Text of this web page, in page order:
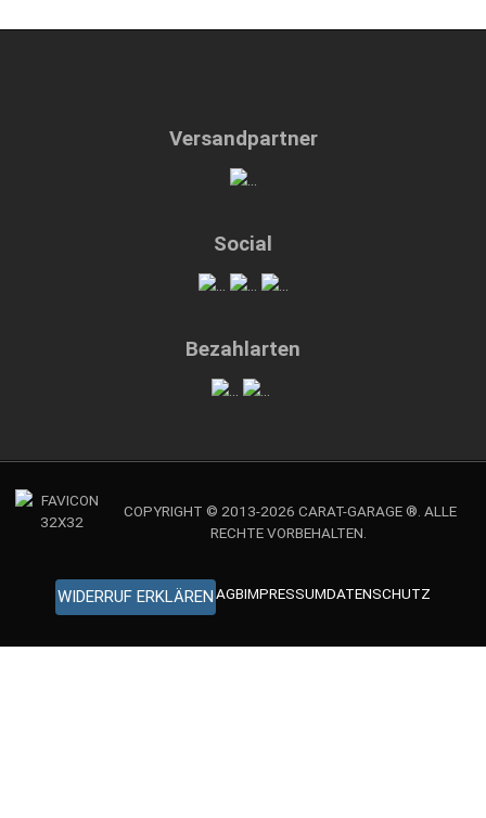
Versandpartner
Social
Bezahlarten
COPYRIGHT © 2013-2026 CARAT-GARAGE ®. ALLE
RECHTE VORBEHALTEN.
WIDERRUF ERKLÄREN AGBIMPRESSUMDATENSCHUTZ